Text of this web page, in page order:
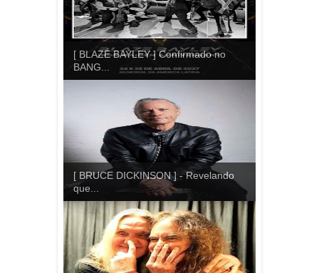
[ BLAZE BAYLEY ] Confirmado no
BANG...
[ BRUCE DICKINSON ] - Revelando
que...